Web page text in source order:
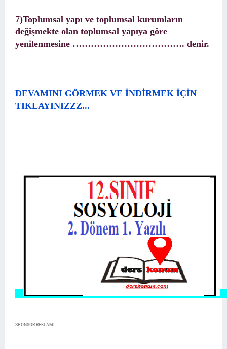
7)Toplumsal yapı ve toplumsal kurumların
değişmekte olan toplumsal yapıya göre
yenilenmesine ………………………………. denir.
DEVAMINI GÖRMEK VE İNDİRMEK İÇİN
TIKLAYINIZZZ...
SPONSOR REKLAMI